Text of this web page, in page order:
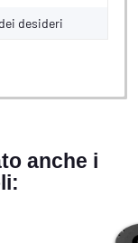
desideri
anche i